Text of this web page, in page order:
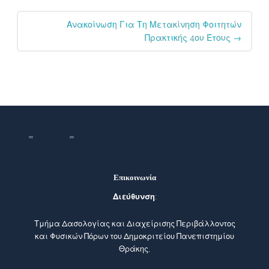
Ανακοίνωση Για Τη Μετακίνηση Φοιτητών
Πρακτικής 4ου Έτους →
Επικοινωνία
Διεύθυνση:
Τμήμα Δασολογίας και Διαχείρισης Περιβάλλοντος
και Φυσικών Πόρων του Δημοκριτείου Πανεπιστημίου
Θράκης,